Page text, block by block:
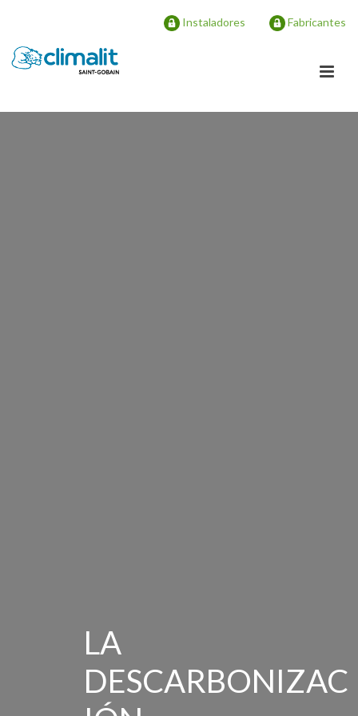
Fabricantes
Instaladores
LA
DESCARBONIZAC